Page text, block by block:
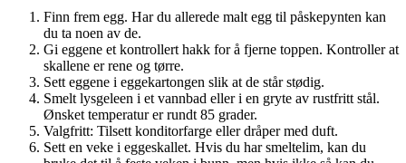
Finn frem egg. Har du allerede malt egg til påskepynten kan
du ta noen av de.
Gi eggene et kontrollert hakk for å fjerne toppen. Kontroller at
skallene er rene og tørre.
Sett eggene i eggekartongen slik at de står stødig.
Smelt lysgeleen i et vannbad eller i en gryte av rustfritt stål.
Ønsket temperatur er rundt 85 grader.
Valgfritt: Tilsett konditorfarge eller dråper med duft.
Sett en veke i eggeskallet. Hvis du har smeltelim, kan du